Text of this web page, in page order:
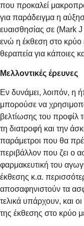
που προκαλεί
για παράδειγμα η
ευαισθησίας σε (Mark
ενώ η έκθεση στο κρύο
θεραπεία για κάποιες
Μελλοντικές έρευνες
Εν δυνάμει, λοιπόν, η
μπορούσε να
βελτίωσης του
τη διατροφή και την
παράμετροι που θα
περιβάλλον που ζει ο
φαρμακευτική του
έκθεσης κ.α.
αποσαφηνιστούν τα
τελικά υπάρχουν, και
της έκθεσης στο κρύο